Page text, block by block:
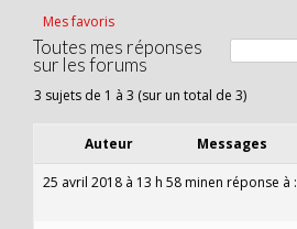
Mes favoris
Toutes mes réponses
sur les forums
3 sujets de 1 à 3 (sur un total de 3)
Auteur Messages
25 avril 2018 à 13 h 58 minen réponse à :